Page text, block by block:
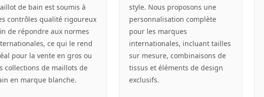
de bain est soumis à
contrôles qualité rigoureux
de répondre aux normes
ce qui le rend
pour la vente en gros ou
collections de maillots de
en marque blanche.
style. Nous proposons une
personnalisation complète
pour les marques
internationales, incluant tailles
sur mesure, combinaisons de
tissus et éléments de design
exclusifs.